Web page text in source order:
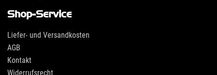
Shop-Service
Liefer- und Versandkosten
AGB
Kontakt
Widerrufsrecht